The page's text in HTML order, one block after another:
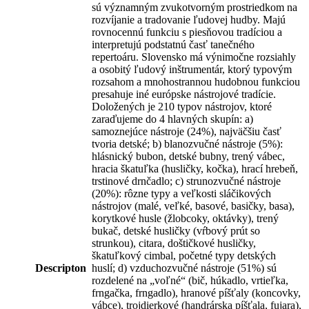
Descripton
sú významným zvukotvorným prostriedkom na
rozvíjanie a tradovanie ľudovej hudby. Majú
rovnocennú funkciu s piesňovou tradíciou a
interpretujú podstatnú časť tanečného
repertoáru. Slovensko má výnimočne rozsiahly
a osobitý ľudový inštrumentár, ktorý typovým
rozsahom a mnohostrannou hudobnou funkciou
presahuje iné európske nástrojové tradície.
Doložených je 210 typov nástrojov, ktoré
zaraďujeme do 4 hlavných skupín: a)
samoznejúce nástroje (24%), najväčšiu časť
tvoria detské; b) blanozvučné nástroje (5%):
hlásnický bubon, detské bubny, trený vábec,
hracia škatuľka (husličky, kočka), hrací hrebeň,
trstinové drnčadlo; c) strunozvučné nástroje
(20%): rôzne typy a veľkosti sláčikových
nástrojov (malé, veľké, basové, basičky, basa),
korytkové husle (žlobcoky, oktávky), trený
bukač, detské husličky (vŕbový prút so
strunkou), citara, doštičkové husličky,
škatuľkový cimbal, početné typy detských
huslí; d) vzduchozvučné nástroje (51%) sú
rozdelené na „voľné“ (bič, húkadlo, vrtieľka,
frngačka, frngadlo), hranové píšťaly (koncovky,
vábce), trojdierkové (handrárska píšťala, fujara),